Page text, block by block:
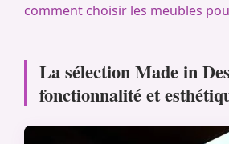
comment choisir les meubles
La sélection Made in
fonctionnalité et